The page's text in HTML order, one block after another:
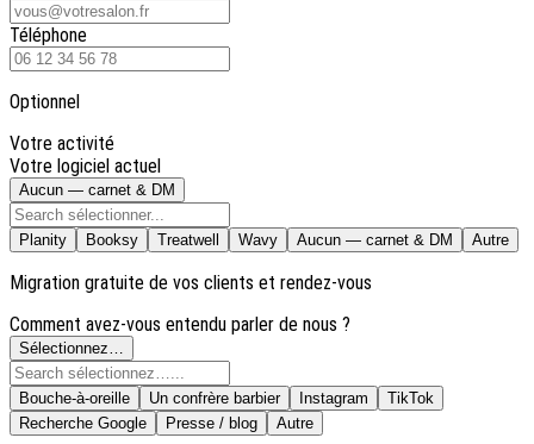
Téléphone
Optionnel
Votre activité
Votre logiciel actuel
Aucun — carnet & DM
Planity Booksy Treatwell Wavy Aucun — carnet & DM Autre
Migration gratuite de vos clients et rendez-vous
Comment avez-vous entendu parler de nous ?
Sélectionnez…
Bouche-à-oreille Un confrère barbier Instagram
TikTok
Recherche Google
Presse / blog Autre